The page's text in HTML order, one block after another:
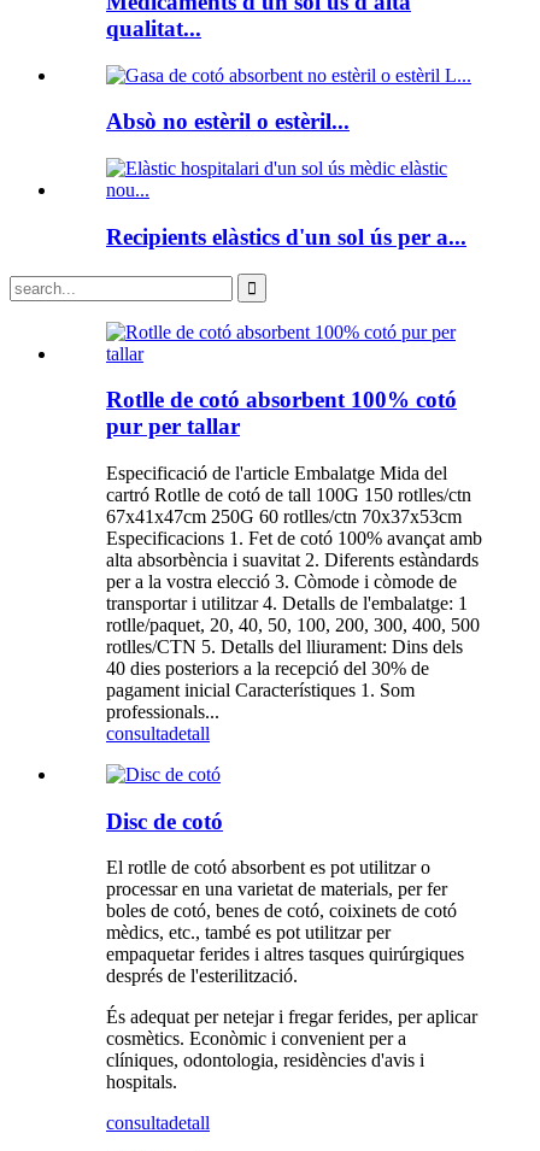
qualitat...
Absò no estèril o estèril...
Recipients elàstics d'un sol ús per a...
Rotlle de cotó absorbent 100% cotó
pur per tallar
Especificació de l'article Embalatge Mida del
cartró Rotlle de cotó de tall 100G 150 rotlles/ctn
67x41x47cm 250G 60 rotlles/ctn 70x37x53cm
Especificacions 1. Fet de cotó 100% avançat amb
alta absorbència i suavitat 2. Diferents estàndards
per a la vostra elecció 3. Còmode i còmode de
transportar i utilitzar 4. Detalls de l'embalatge: 1
rotlle/paquet, 20, 40, 50, 100, 200, 300, 400, 500
rotlles/CTN 5. Detalls del lliurament: Dins dels
40 dies posteriors a la recepció del 30% de
pagament inicial Característiques 1. Som
professionals...
consultadetall
Disc de cotó
El rotlle de cotó absorbent es pot utilitzar o
processar en una varietat de materials, per fer
boles de cotó, benes de cotó, coixinets de cotó
mèdics, etc., també es pot utilitzar per
empaquetar ferides i altres tasques quirúrgiques
després de l'esterilització.
És adequat per netejar i fregar ferides, per aplicar
cosmètics. Econòmic i convenient per a
clíniques, odontologia, residències d'avis i
hospitals.
consultadetall